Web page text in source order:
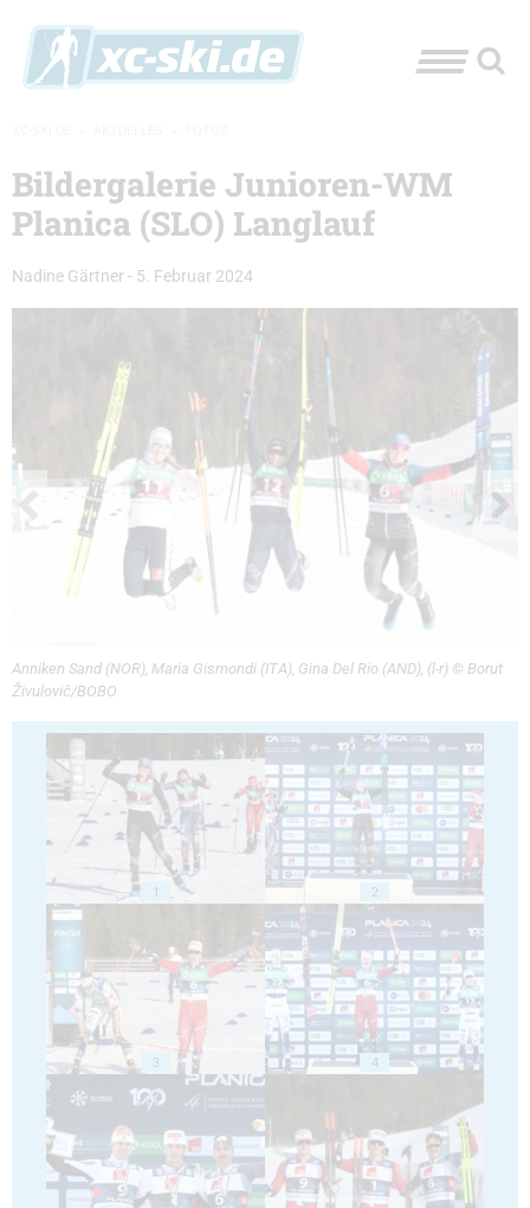
Bildergalerie Junioren-WM
Planica (SLO) Langlauf
Nadine Gärtner - 5. Februar 2024
Anniken Sand (NOR), Maria Gismondi (ITA), Gina Del Rio (AND), (l-r) © Borut
Živulovič/BOBO
1 2
3 4